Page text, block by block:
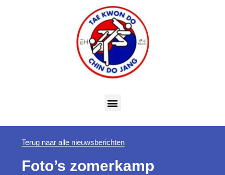
Terug naar alle nieuwsberichten
Foto’s zomerkamp